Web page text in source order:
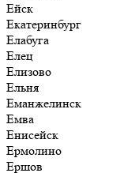
Ейск
Екатеринбург
Елабуга
Елец
Елизово
Ельня
Еманжелинск
Емва
Енисейск
Ермолино
Ершов